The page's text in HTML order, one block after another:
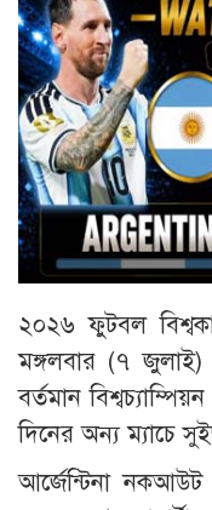
২০২৬ ফুটবল
মঙ্গলবার (৭ জুলাই)
বর্তমান
দিনের অন্য ম্যাচে
আর্জেন্টিনা নকআউট